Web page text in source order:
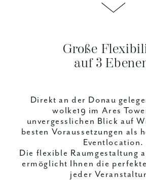
Große
auf 3
Direkt an der Donau
wolke19 im Ares
unvergesslichen Blick auf
besten Voraussetzungen als
Eventlocation.
Die flexible Raumgestaltung
ermöglicht Ihnen die
jeder